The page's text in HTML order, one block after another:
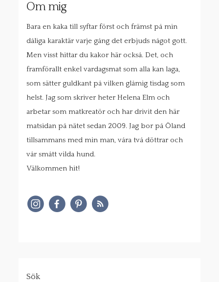
Om mig
Bara en kaka till syftar först och främst på min
dåliga karaktär varje gång det erbjuds något gott.
Men visst hittar du kakor här också. Det, och
framförallt enkel vardagsmat som alla kan laga,
som sätter guldkant på vilken glåmig tisdag som
helst. Jag som skriver heter Helena Elm och
arbetar som matkreatör och har drivit den här
matsidan på nätet sedan 2009. Jag bor på Öland
tillsammans med min man, våra två döttrar och
vår smått vilda hund.
Välkommen hit!
Sök